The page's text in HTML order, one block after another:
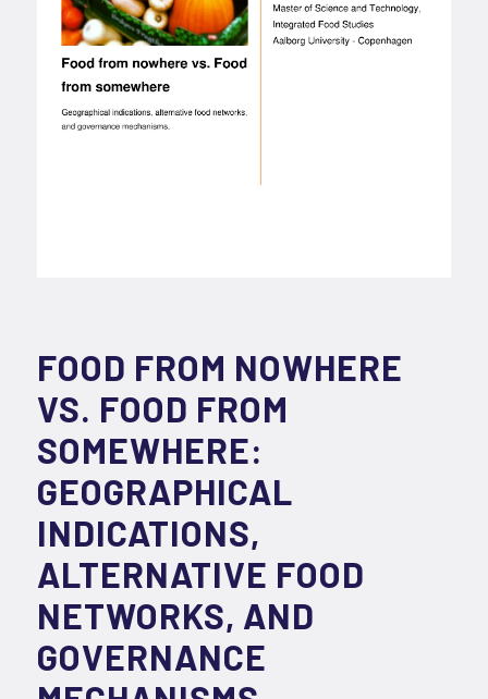
FOOD FROM NOWHERE
VS. FOOD FROM
SOMEWHERE:
GEOGRAPHICAL
INDICATIONS,
ALTERNATIVE FOOD
NETWORKS, AND
GOVERNANCE